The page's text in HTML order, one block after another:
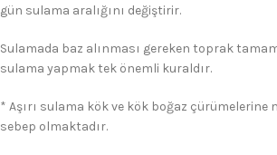
gün sulama aralığını değiştirir.
Sulamada baz alınması gereken toprak
sulama yapmak tek önemli kuraldır.
* Aşırı sulama kök ve kök boğaz çürümelerine
sebep olmaktadır.